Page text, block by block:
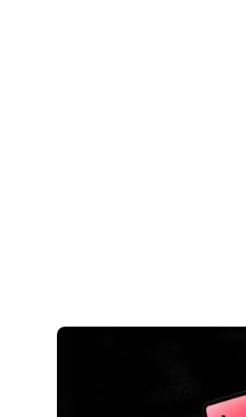
MEILLEURES OFFRES